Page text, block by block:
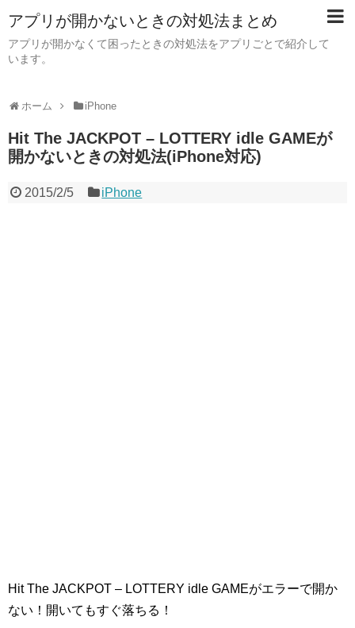
アプリが開かないときの対処法まとめ
アプリが開かなくて困ったときの対処法をアプリごとで紹介して
います。
ホーム iPhone
Hit The JACKPOT – LOTTERY idle GAMEが
開かないときの対処法(iPhone対応)
2015/2/5 iPhone
Hit The JACKPOT – LOTTERY idle GAMEがエラーで開か
ない！開いてもすぐ落ちる！